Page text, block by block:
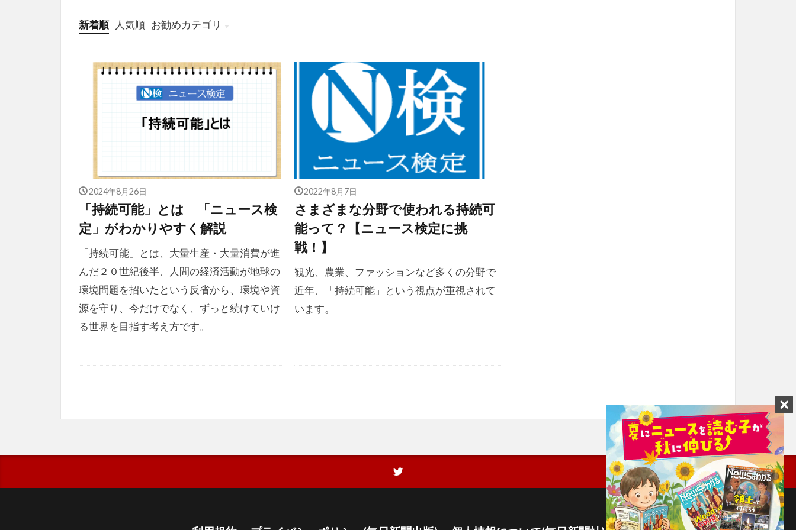
新着順 人気順 お勧めカテゴリ
投稿
学び
マンガ
電子書籍
2024年8月26日
「持続可能」とは 「ニュース検
定」がわかりやすく解説
「持続可能」とは、大量生産・大量消費が進
んだ２０世紀後半、人間の経済活動が地球の
環境問題を招いたという反省から、環境や資
源を守り、今だけでなく、ずっと続けていけ
る世界を目指す考え方です。
2022年8月7日
さまざまな分野で使われる持続可
能って？【ニュース検定に挑
戦！】
観光、農業、ファッションなど多くの分野で
近年、「持続可能」という視点が重視されて
います。